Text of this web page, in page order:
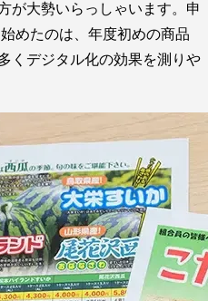
が大勢いらっしゃいます。申
めたのは、年度初めの商品
くデジタル化の効果を測りや